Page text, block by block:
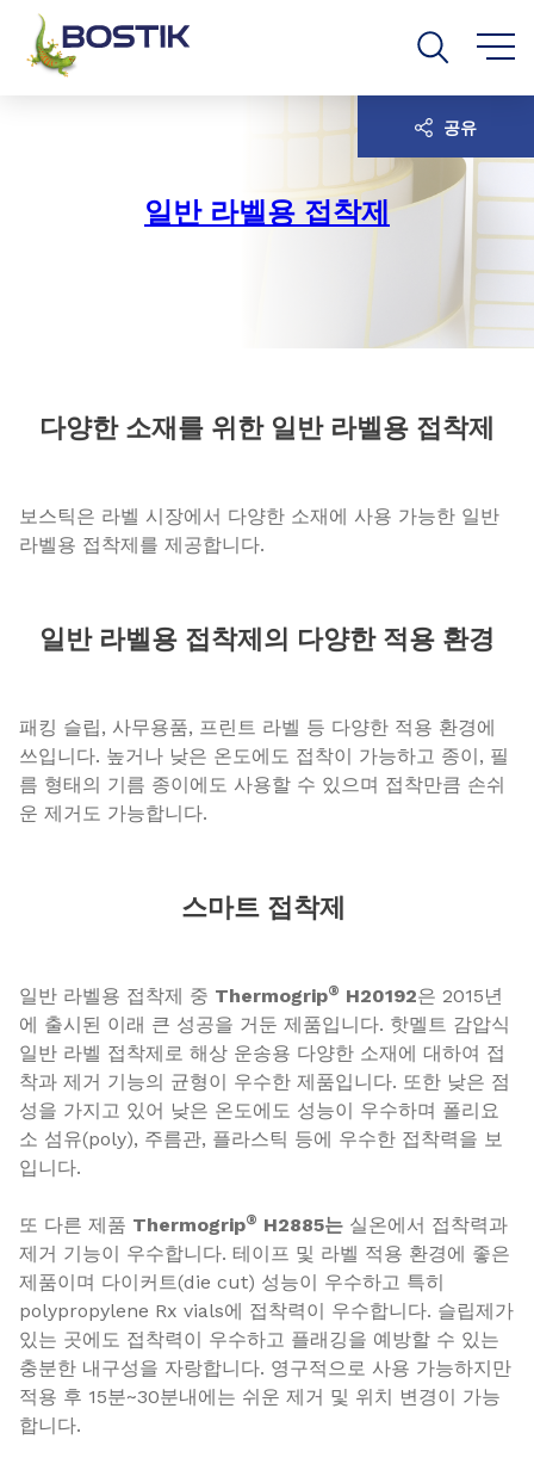
Go to content Go to navigation
일반 라벨용 접착제
공유
다양한 소재를 위한 일반 라벨용 접착제
보스틱은 라벨 시장에서 다양한 소재에 사용 가능한 일반
라벨용 접착제를 제공합니다.
일반 라벨용 접착제의 다양한 적용 환경
패킹 슬립, 사무용품, 프린트 라벨 등 다양한 적용 환경에
쓰입니다. 높거나 낮은 온도에도 접착이 가능하고 종이, 필
름 형태의 기름 종이에도 사용할 수 있으며 접착만큼 손쉬
운 제거도 가능합니다.
스마트 접착제
일반 라벨용 접착제 중 Thermogrip® H20192은 2015년
에 출시된 이래 큰 성공을 거둔 제품입니다. 핫멜트 감압식
일반 라벨 접착제로 해상 운송용 다양한 소재에 대하여 접
착과 제거 기능의 균형이 우수한 제품입니다. 또한 낮은 점
성을 가지고 있어 낮은 온도에도 성능이 우수하며 폴리요
소 섬유(poly), 주름관, 플라스틱 등에 우수한 접착력을 보
입니다.
또 다른 제품 Thermogrip® H2885는 실온에서 접착력과
제거 기능이 우수합니다. 테이프 및 라벨 적용 환경에 좋은
제품이며 다이커트(die cut) 성능이 우수하고 특히
polypropylene Rx vials에 접착력이 우수합니다. 슬립제가
있는 곳에도 접착력이 우수하고 플래깅을 예방할 수 있는
충분한 내구성을 자랑합니다. 영구적으로 사용 가능하지만
적용 후 15분~30분내에는 쉬운 제거 및 위치 변경이 가능
합니다.